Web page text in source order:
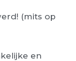
(mits op
en